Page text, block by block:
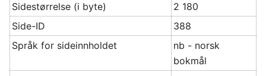
Sidestørrelse (i byte)
2 180
Side-ID
388
Språk for sideinnholdet
nb - norsk
bokmål